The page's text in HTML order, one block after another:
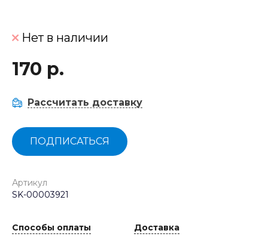
Нет в наличии
170 р.
Рассчитать доставку
ПОДПИСАТЬСЯ
Артикул
SK-00003921
Способы оплаты Доставка